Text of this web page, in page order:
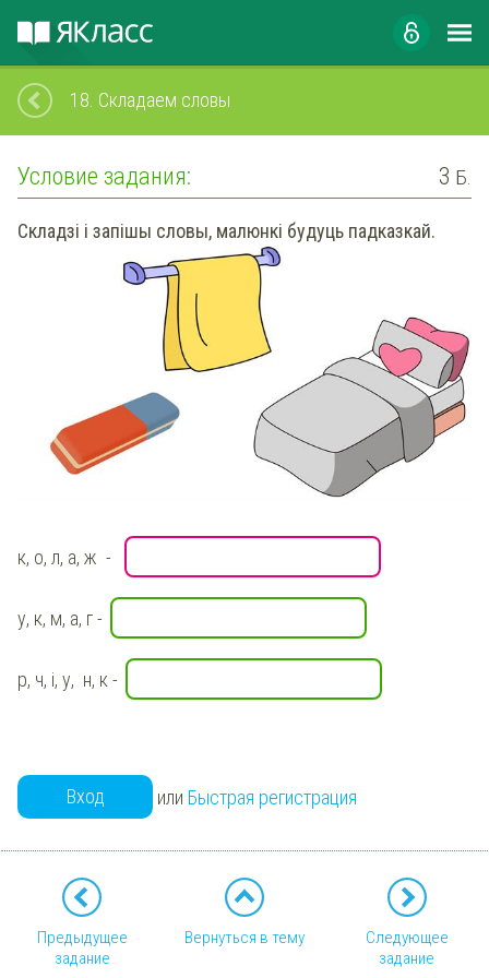
18. Складаем словы
Условие задания: 3 Б.
Складзі і запішы словы, малюнкі будуць падказкай.
к, о, л, а, ж -
у, к, м, а, г -
р, ч, і, у, н, к -
Вход или Быстрая регистрация
Предыдущее
задание
Вернуться в тему
Следующее
задание